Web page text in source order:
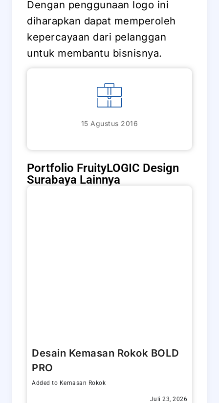
Dengan penggunaan logo ini
diharapkan dapat memperoleh
kepercayaan dari pelanggan
untuk membantu bisnisnya.
15 Agustus 2016
Portfolio FruityLOGIC Design
Surabaya Lainnya
Desain Kemasan Rokok BOLD
PRO
Added to Kemasan Rokok
Juli 23, 2026